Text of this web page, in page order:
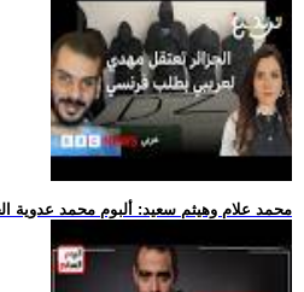
.. محمد علام وهيثم سعيد: ألبوم محمد عدوية